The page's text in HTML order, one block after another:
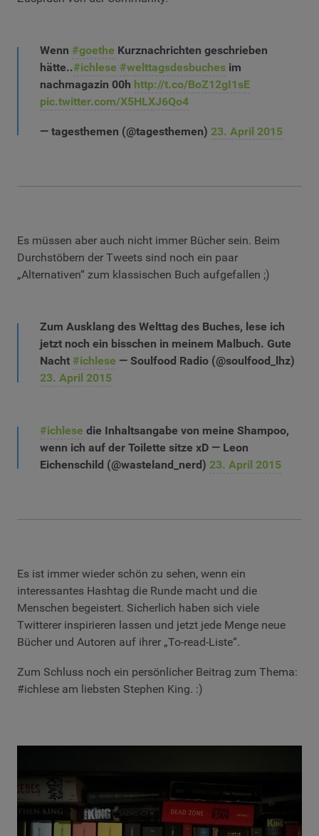
Wenn #goethe Kurznachrichten geschrieben
hätte..#ichlese #welttagsdesbuches im
nachmagazin 00h http://t.co/BoZ12gI1sE
pic.twitter.com/X5HLXJ6Qo4
— tagesthemen (@tagesthemen) 23. April 2015
Es müssen aber auch nicht immer Bücher sein. Beim
Durchstöbern der Tweets sind noch ein paar
„Alternativen“ zum klassischen Buch aufgefallen ;)
Zum Ausklang des Welttag des Buches, lese ich
jetzt noch ein bisschen in meinem Malbuch. Gute
Nacht #ichlese — Soulfood Radio (@soulfood_lhz)
23. April 2015
#ichlese die Inhaltsangabe von meine Shampoo,
wenn ich auf der Toilette sitze xD — Leon
Eichenschild (@wasteland_nerd) 23. April 2015
Es ist immer wieder schön zu sehen, wenn ein
interessantes Hashtag die Runde macht und die
Menschen begeistert. Sicherlich haben sich viele
Twitterer inspirieren lassen und jetzt jede Menge neue
Bücher und Autoren auf ihrer „To-read-Liste“.
Zum Schluss noch ein persönlicher Beitrag zum Thema:
#ichlese am liebsten Stephen King. :)